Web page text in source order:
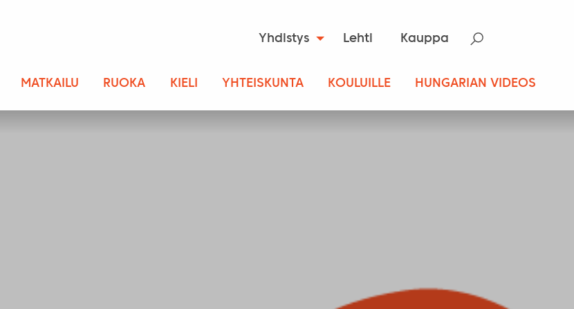
Yhdistys Lehti Kauppa
MATKAILU RUOKA KIELI YHTEISKUNTA KOULUILLE HUNGARIAN VIDEOS